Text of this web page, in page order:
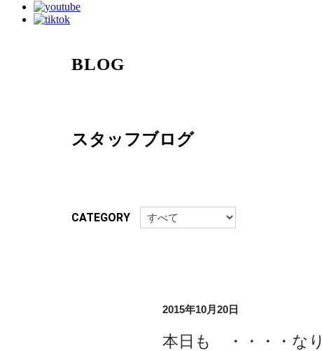
BLOG
スタッフブログ
CATEGORY
2015年10月20日
本日も ・・・・なり